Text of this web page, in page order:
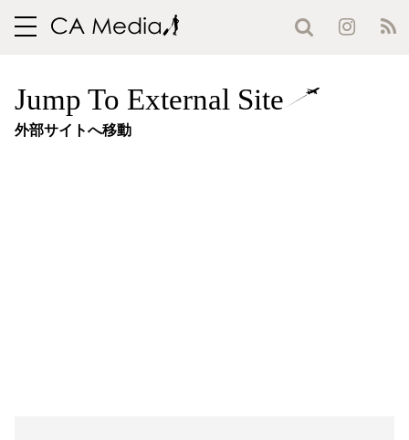
toggle
Jump To External Site
外部サイトへ移動